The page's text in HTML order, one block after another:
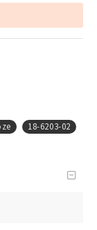
18-6203-02